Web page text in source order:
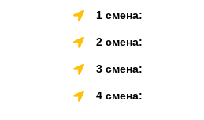
1 смена:
2 смена:
3 смена:
4 смена: